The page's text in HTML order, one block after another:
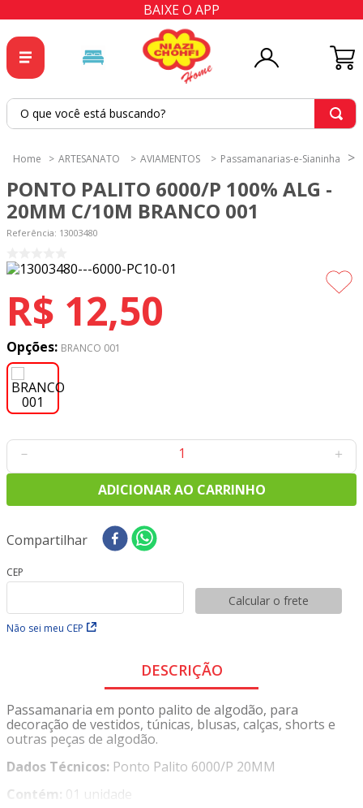
BAIXE O APP
O que você está buscando?
ARTESANATO AVIAMENTOS Passamanarias-e-Sianinha
PONTO PALITO 6000/P 100% ALG -
20MM C/10M BRANCO 001
Referência: 13003480
R$ 12,50
Opções: BRANCO 001
＋
－
ADICIONAR AO CARRINHO
Compartilhar
CEP
Não sei meu CEP
Calcular o frete
DESCRIÇÃO
Passamanaria em ponto palito de algodão, para
decoração de vestidos, túnicas, blusas, calças, shorts e
outras peças de algodão.
Dados Técnicos: Ponto Palito 6000/P 20MM
Contém: 01 unidade
2º
tapete
cortina
6º
tecido tricoline
7º
percal
8
tricoline digital
9º